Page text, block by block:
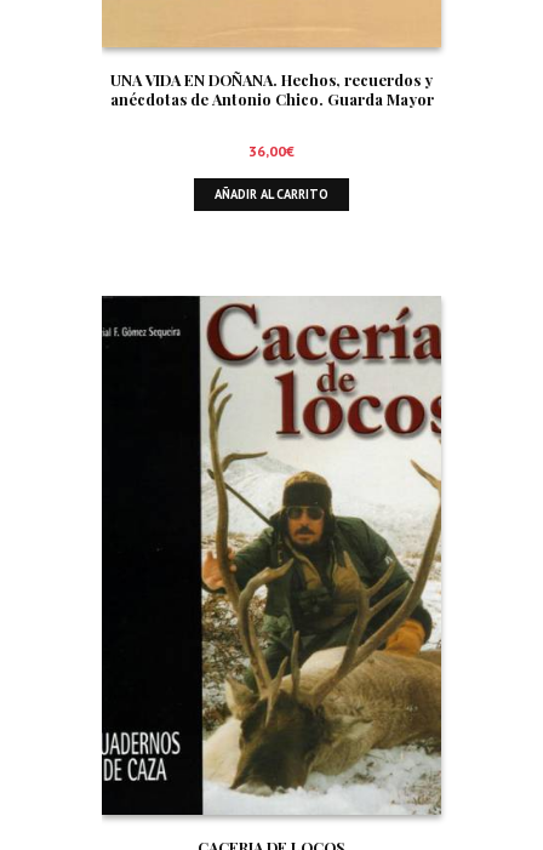
UNA VIDA EN DOÑANA. Hechos, recuerdos y
anécdotas de Antonio Chico. Guarda Mayor
36,00€
AÑADIR AL CARRITO